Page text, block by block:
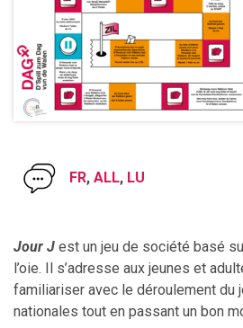
FR, ALL, LU
Jour J est un jeu de société basé
l’oie. Il s’adresse aux jeunes et
familiariser avec le déroulement du
nationales tout en passant un bon